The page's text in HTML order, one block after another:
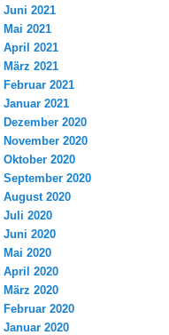
Juni 2021
Mai 2021
April 2021
März 2021
Februar 2021
Januar 2021
Dezember 2020
November 2020
Oktober 2020
September 2020
August 2020
Juli 2020
Juni 2020
Mai 2020
April 2020
März 2020
Februar 2020
Januar 2020